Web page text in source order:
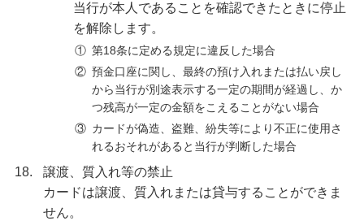
当行が本人であることを確認できたときに停止
を解除します。
① 第18条に定める規定に違反した場合
② 預金口座に関し、最終の預け入れまたは払い戻し
から当行が別途表示する一定の期間が経過し、か
つ残高が一定の金額をこえることがない場合
③ カードが偽造、盗難、紛失等により不正に使用さ
れるおそれがあると当行が判断した場合
18.
譲渡、質入れ等の禁止
カードは譲渡、質入れまたは貸与することができま
せん。